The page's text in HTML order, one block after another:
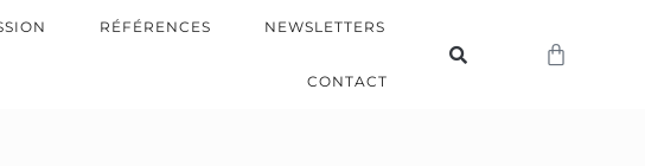
RÉFÉRENCES NEWSLETTERS
CONTACT